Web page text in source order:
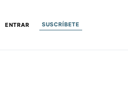
ENTRAR SUSCRÍBETE